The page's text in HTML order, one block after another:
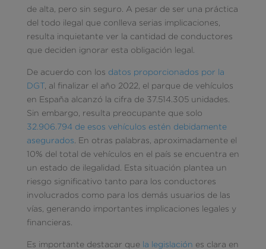
de alta, pero sin seguro. A pesar de ser una práctica
del todo ilegal que conlleva serias implicaciones,
resulta inquietante ver la cantidad de conductores
que deciden ignorar esta obligación legal.
De acuerdo con los datos proporcionados por la
DGT, al finalizar el año 2022, el parque de vehículos
en España alcanzó la cifra de 37.514.305 unidades.
Sin embargo, resulta preocupante que solo
32.906.794 de esos vehículos estén debidamente
asegurados . En otras palabras, aproximadamente el
10% del total de vehículos en el país se encuentra en
un estado de ilegalidad. Esta situación plantea un
riesgo significativo tanto para los conductores
involucrados como para los demás usuarios de las
vías, generando importantes implicaciones legales y
financieras.
Es importante destacar que la legislación es clara en